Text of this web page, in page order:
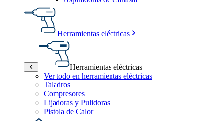
Herramientas eléctricas
Herramientas eléctricas
Ver todo en herramientas eléctricas
Taladros
Compresores
Lijadoras y Pulidoras
Pistola de Calor